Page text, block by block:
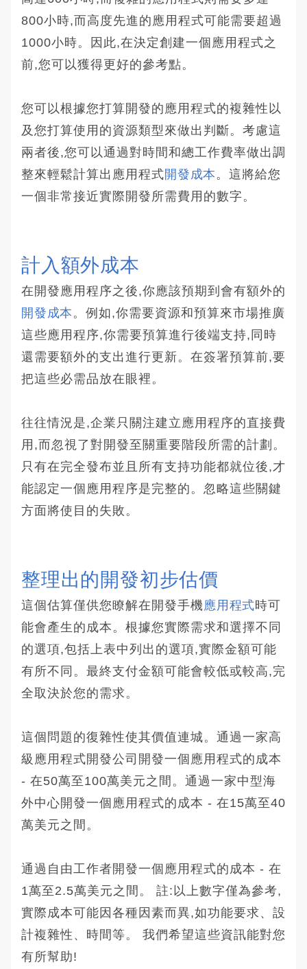
800小時,而高度先進的應用程式可能需要超過
1000小時。因此,在決定創建一個應用程式之
前,您可以獲得更好的參考點。
您可以根據您打算開發的應用程式的複雜性以
及您打算使用的資源類型來做出判斷。考慮這
兩者後,您可以通過對時間和總工作費率做出調
整來輕鬆計算出應用程式開發成本 。這將給您
一個非常接近實際開發所需費用的數字。
計入額外成本
在開發應用程序之後,你應該預期到會有額外的
開發成本 。例如,你需要資源和預算來市場推廣
這些應用程序,你需要預算進行後端支持,同時
還需要額外的支出進行更新。在簽署預算前,要
把這些必需品放在眼裡。
往往情況是,企業只關注建立應用程序的直接費
用,而忽視了對開發至關重要階段所需的計劃。
只有在完全發布並且所有支持功能都就位後,才
能認定一個應用程序是完整的。忽略這些關鍵
方面將使目的失敗。
整理出的開發初步估價
這個估算僅供您瞭解在開發手機 應用程式時可
能會產生的成本。根據您實際需求和選擇不同
的選項,包括上表中列出的選項,實際金額可能
有所不同。最終支付金額可能會較低或較高,完
全取決於您的需求。
這個問題的復雜性使其價值連城。通過一家高
級應用程式開發公司開發一個應用程式的成本
- 在50萬至100萬美元之間。通過一家中型海
外中心開發一個應用程式的成本 - 在15萬至40
萬美元之間。
通過自由工作者開發一個應用程式的成本 - 在
1萬至2.5萬美元之間。 註:以上數字僅為參考,
實際成本可能因各種因素而異,如功能要求、設
計複雜性、時間等。 我們希望這些資訊能對您
有所幫助!